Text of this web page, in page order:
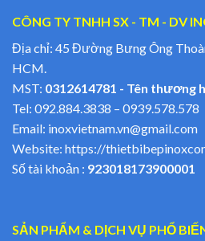
CÔNG TY TNHH SX - TM - DV
Địa chỉ: 45 Đường Bưng Ông
HCM.
MST: 0312614781 - Tên thương
Tel: 092.884.3838 – 0939.578.578
Email: inoxvietnam.vn@gmail.com
Website: https://
Số tài khoản : 923018173900001
SẢN PHẨM & DỊCH VỤ PHỔ